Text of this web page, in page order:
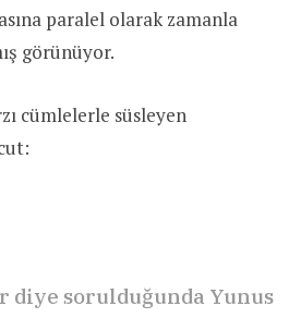
paralel olarak zamanla
görünüyor.
cümlelerle süsleyen
diye sorulduğunda Yunus